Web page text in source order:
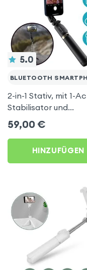
5.0
2-in-1 Stativ, mit 1-
Stabilisator und
Bluetooth-
Q08 - Schwarz
59,00 €
HINZUFÜGEN